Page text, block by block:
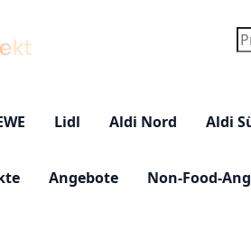
Lidl Aldi Nord Aldi
Angebote Non-Food-